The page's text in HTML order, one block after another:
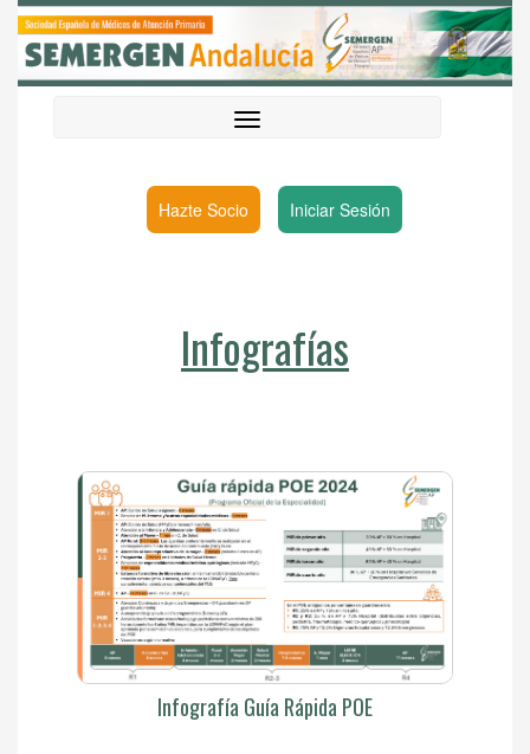
Hazte Socio Iniciar Sesión
Infografías
Infografía Guía Rápida POE